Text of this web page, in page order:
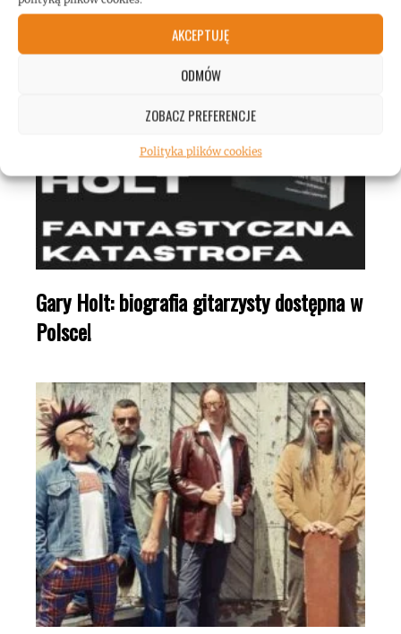
AKCEPTUJĘ
ODMÓW
ZOBACZ PREFERENCJE
Polityka plików cookies
Gary Holt: biografia gitarzysty dostępna w
Polsce!